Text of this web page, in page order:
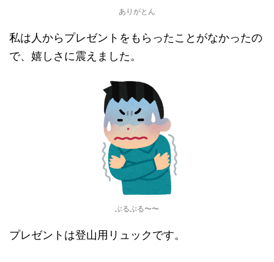
ありがとん
私は人からプレゼントをもらったことがなかったの
で、嬉しさに震えました。
ぶるぶる〜〜
プレゼントは登山用リュックです。